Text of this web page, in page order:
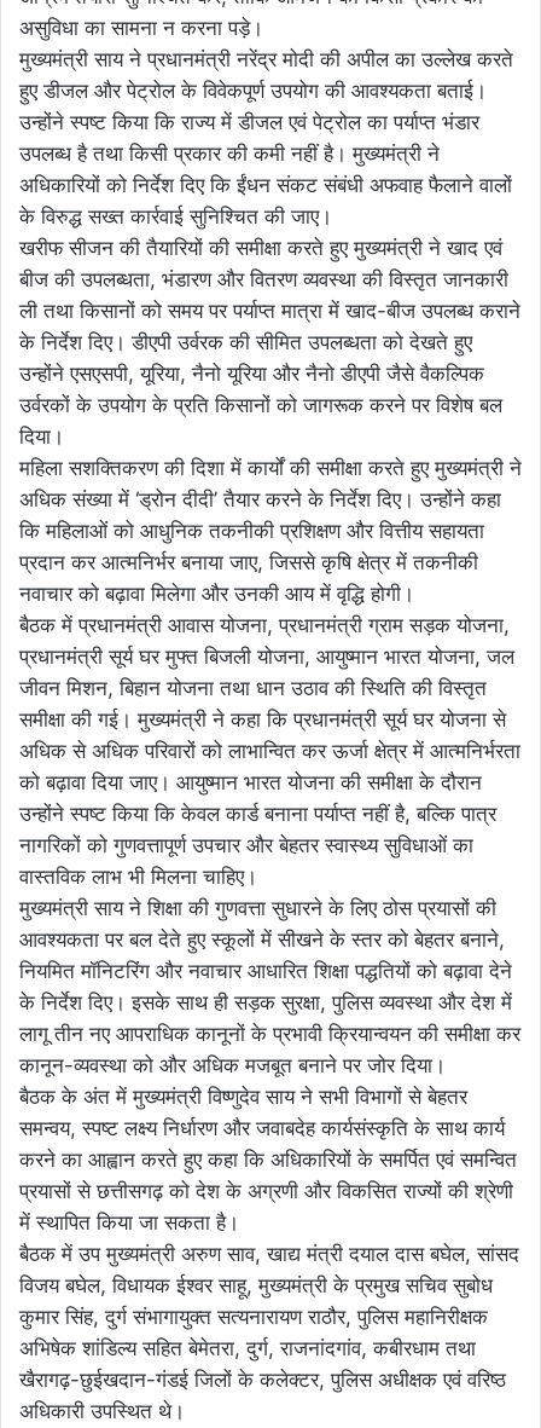
असुविधा का सामना न करना पड़े।
मुख्यमंत्री साय ने प्रधानमंत्री नरेंद्र मोदी की अपील का उल्लेख करते
हुए डीजल और पेट्रोल के विवेकपूर्ण उपयोग की आवश्यकता बताई।
उन्होंने स्पष्ट किया कि राज्य में डीजल एवं पेट्रोल का पर्याप्त भंडार
उपलब्ध है तथा किसी प्रकार की कमी नहीं है। मुख्यमंत्री ने
अधिकारियों को निर्देश दिए कि ईंधन संकट संबंधी अफवाह फैलाने वालों
के विरुद्ध सख्त कार्रवाई सुनिश्चित की जाए।
खरीफ सीजन की तैयारियों की समीक्षा करते हुए मुख्यमंत्री ने खाद एवं
बीज की उपलब्धता, भंडारण और वितरण व्यवस्था की विस्तृत जानकारी
ली तथा किसानों को समय पर पर्याप्त मात्रा में खाद-बीज उपलब्ध कराने
के निर्देश दिए। डीएपी उर्वरक की सीमित उपलब्धता को देखते हुए
उन्होंने एसएसपी, यूरिया, नैनो यूरिया और नैनो डीएपी जैसे वैकल्पिक
उर्वरकों के उपयोग के प्रति किसानों को जागरूक करने पर विशेष बल
दिया।
महिला सशक्तिकरण की दिशा में कार्यों की समीक्षा करते हुए मुख्यमंत्री ने
अधिक संख्या में ‘ड्रोन दीदी’ तैयार करने के निर्देश दिए। उन्होंने कहा
कि महिलाओं को आधुनिक तकनीकी प्रशिक्षण और वित्तीय सहायता
प्रदान कर आत्मनिर्भर बनाया जाए, जिससे कृषि क्षेत्र में तकनीकी
नवाचार को बढ़ावा मिलेगा और उनकी आय में वृद्धि होगी।
बैठक में प्रधानमंत्री आवास योजना, प्रधानमंत्री ग्राम सड़क योजना,
प्रधानमंत्री सूर्य घर मुफ्त बिजली योजना, आयुष्मान भारत योजना, जल
जीवन मिशन, बिहान योजना तथा धान उठाव की स्थिति की विस्तृत
समीक्षा की गई। मुख्यमंत्री ने कहा कि प्रधानमंत्री सूर्य घर योजना से
अधिक से अधिक परिवारों को लाभान्वित कर ऊर्जा क्षेत्र में आत्मनिर्भरता
को बढ़ावा दिया जाए। आयुष्मान भारत योजना की समीक्षा के दौरान
उन्होंने स्पष्ट किया कि केवल कार्ड बनाना पर्याप्त नहीं है, बल्कि पात्र
नागरिकों को गुणवत्तापूर्ण उपचार और बेहतर स्वास्थ्य सुविधाओं का
वास्तविक लाभ भी मिलना चाहिए।
मुख्यमंत्री साय ने शिक्षा की गुणवत्ता सुधारने के लिए ठोस प्रयासों की
आवश्यकता पर बल देते हुए स्कूलों में सीखने के स्तर को बेहतर बनाने,
नियमित मॉनिटरिंग और नवाचार आधारित शिक्षा पद्धतियों को बढ़ावा देने
के निर्देश दिए। इसके साथ ही सड़क सुरक्षा, पुलिस व्यवस्था और देश में
लागू तीन नए आपराधिक कानूनों के प्रभावी क्रियान्वयन की समीक्षा कर
कानून-व्यवस्था को और अधिक मजबूत बनाने पर जोर दिया।
बैठक के अंत में मुख्यमंत्री विष्णुदेव साय ने सभी विभागों से बेहतर
समन्वय, स्पष्ट लक्ष्य निर्धारण और जवाबदेह कार्यसंस्कृति के साथ कार्य
करने का आह्वान करते हुए कहा कि अधिकारियों के समर्पित एवं समन्वित
प्रयासों से छत्तीसगढ़ को देश के अग्रणी और विकसित राज्यों की श्रेणी
में स्थापित किया जा सकता है।
बैठक में उप मुख्यमंत्री अरुण साव, खाद्य मंत्री दयाल दास बघेल, सांसद
विजय बघेल, विधायक ईश्वर साहू, मुख्यमंत्री के प्रमुख सचिव सुबोध
कुमार सिंह, दुर्ग संभागायुक्त सत्यनारायण राठौर, पुलिस महानिरीक्षक
अभिषेक शांडिल्य सहित बेमेतरा, दुर्ग, राजनांदगांव, कबीरधाम तथा
खैरागढ़-छुईखदान-गंडई जिलों के कलेक्टर, पुलिस अधीक्षक एवं वरिष्ठ
अधिकारी उपस्थित थे।